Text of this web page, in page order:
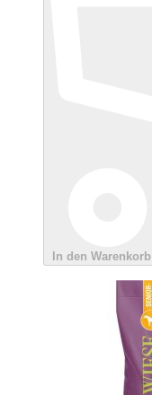
In den Warenkorb